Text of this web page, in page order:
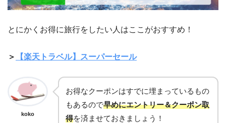
とにかくお得に旅行をしたい人はここがおすすめ！
＞ 【楽天トラベル】スーパーセール
koko
お得なクーポンはすでに埋まっているもの
もあるので早めにエントリー＆クーポン取
得を済ませておきましょう！